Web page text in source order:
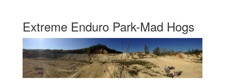
Extreme Enduro Park-Mad Hogs